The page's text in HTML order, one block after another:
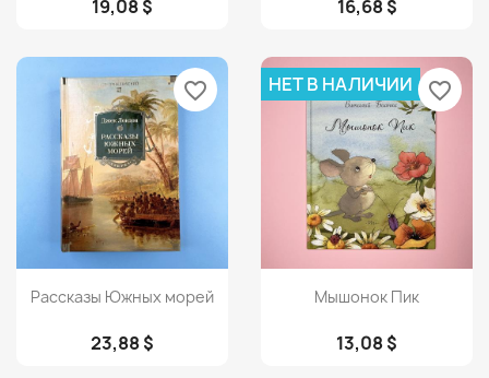
19,08 $ 16,68 $
Просмотр
Рассказы Южных морей
23,88 $
favorite_border
Просмотр
Мышонок Пик
13,08 $
НЕТ В НАЛИЧИИ favorite_border